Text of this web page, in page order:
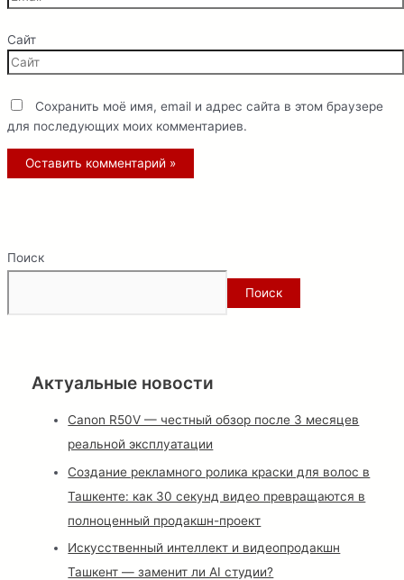
Сайт
Сохранить моё имя, email и адрес сайта в этом браузере
для последующих моих комментариев.
Поиск
Поиск
Актуальные новости
Canon R50V — честный обзор после 3 месяцев
реальной эксплуатации
Создание рекламного ролика краски для волос в
Ташкенте: как 30 секунд видео превращаются в
полноценный продакшн-проект
Искусственный интеллект и видеопродакшн
Ташкент — заменит ли AI студии?